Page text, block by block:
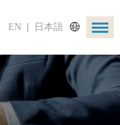
EN 日本語